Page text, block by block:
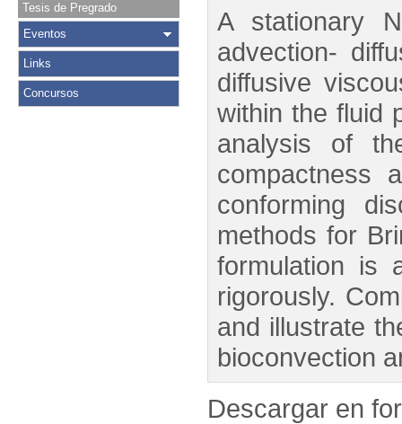
Tesis de Pregrado
Eventos
Links
Concursos
A stationary
advection-
diffusive
within the fluid
analysis of
compactness
conforming
methods for
formulation is
rigorously.
and illustrate
bioconvection
Descargar en